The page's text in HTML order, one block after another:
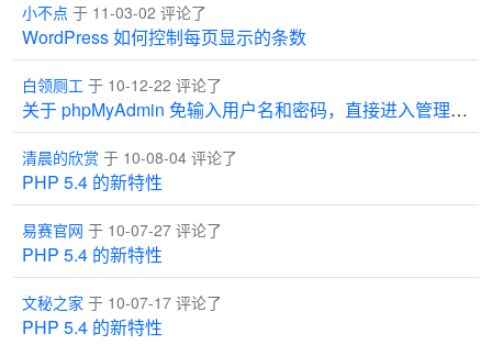
小不点 于 11-03-02 评论了
WordPress 如何控制每页显示的条数
白领厕工 于 10-12-22 评论了
关于 phpMyAdmin 免输入用户名和密码，直接进入管理界面
清晨的欣赏 于 10-08-04 评论了
PHP 5.4 的新特性
易赛官网 于 10-07-27 评论了
PHP 5.4 的新特性
文秘之家 于 10-07-17 评论了
PHP 5.4 的新特性